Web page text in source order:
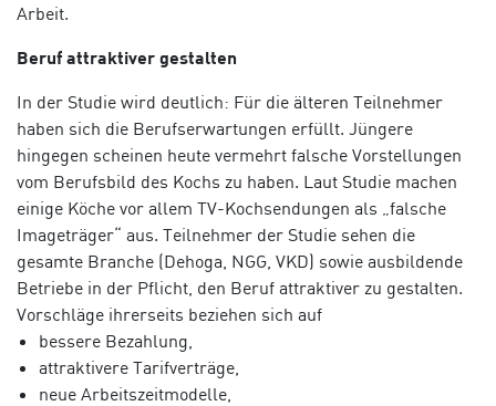
Arbeit.
Beruf attraktiver gestalten
In der Studie wird deutlich: Für die älteren Teilnehmer
haben sich die Berufserwartungen erfüllt. Jüngere
hingegen scheinen heute vermehrt falsche Vorstellungen
vom Berufsbild des Kochs zu haben. Laut Studie machen
einige Köche vor allem TV-Kochsendungen als „falsche
Imageträger“ aus. Teilnehmer der Studie sehen die
gesamte Branche (Dehoga, NGG, VKD) sowie ausbildende
Betriebe in der Pflicht, den Beruf attraktiver zu gestalten.
Vorschläge ihrerseits beziehen sich auf
bessere Bezahlung,
attraktivere Tarifverträge,
neue Arbeitszeitmodelle,